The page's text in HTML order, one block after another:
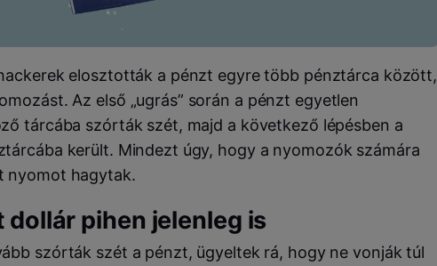
elosztották a pénzt egyre több pénztárca között,
Az első „ugrás” során a pénzt egyetlen
tárcába szórták szét, majd a következő lépésben a
került. Mindezt úgy, hogy a nyomozók számára
nyomot hagytak.
pihen jelenleg is
szórták szét a pénzt, ügyeltek rá, hogy ne vonják túl